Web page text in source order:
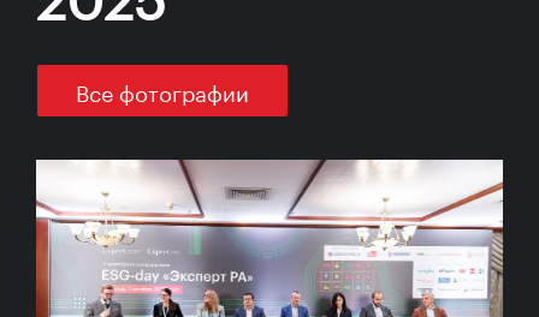
Все фотографии